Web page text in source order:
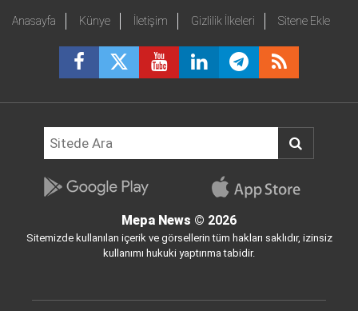
Anasayfa Künye İletişim Gizlilik İlkeleri Sitene Ekle
Mepa News © 2026
Sitemizde kullanılan içerik ve görsellerin tüm hakları saklıdır, izinsiz
kullanımı hukuki yaptırıma tabidir.